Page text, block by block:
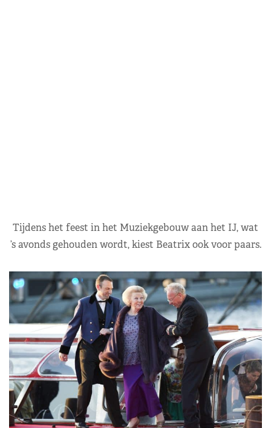
Tijdens het feest in het Muziekgebouw aan het IJ, wat
’s avonds gehouden wordt, kiest Beatrix ook voor paars.